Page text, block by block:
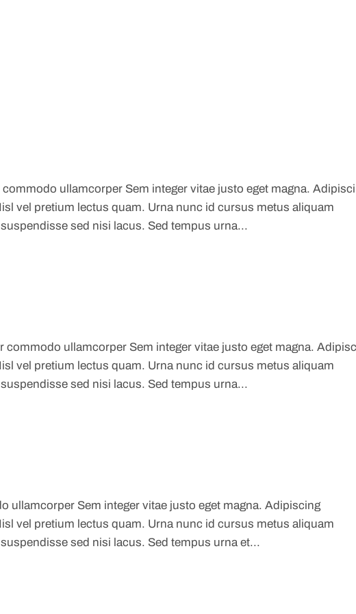
ullamcorper Sem integer vitae justo eget magna.
vel pretium lectus quam. Urna nunc id cursus metus aliquam
sed nisi lacus. Sed tempus urna...
commodo ullamcorper Sem integer vitae justo eget magna.
vel pretium lectus quam. Urna nunc id cursus metus aliquam
sed nisi lacus. Sed tempus urna...
ullamcorper Sem integer vitae justo eget magna. Adipiscing
vel pretium lectus quam. Urna nunc id cursus metus aliquam
sed nisi lacus. Sed tempus urna et...